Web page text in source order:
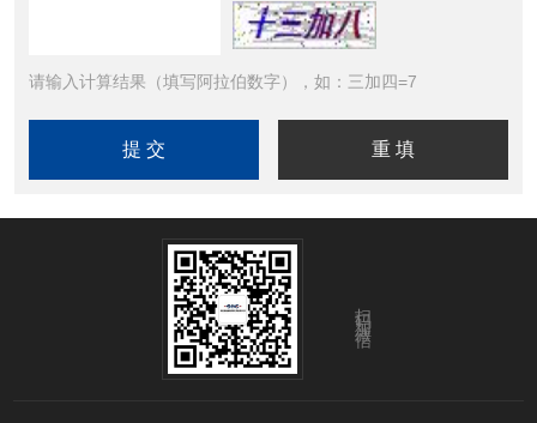
请输入计算结果（填写阿拉伯数字），如：三加四=7
扫码加微信